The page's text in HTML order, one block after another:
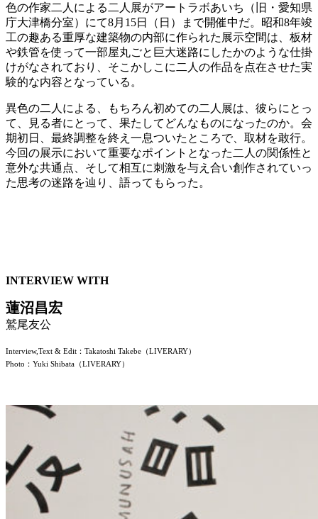
色の作家二人による二人展がアートラボあいち（旧・愛知県
庁大津橋分室）にて8月15日（日）まで開催中だ。昭和8年竣
工の趣ある重厚な建築物の内部に作られた展示空間は、板材
や鉄管を使って一部屋丸ごと巨大迷路にしたかのような仕掛
けがなされており、そこかしこに二人の作品を点在させた実
験的な内容となっている。
異色の二人による、もちろん初めての二人展は、彼らにとっ
て、見る者にとって、果たしてどんなものになったのか。会
期初日、最終調整を終え一息ついたところで、取材を敢行。
今回の展示において重要なポイントとなった二人の関係性と
意外な共通点、そして相互に刺激を与え合い創作されていっ
た思考の迷路を辿り、語ってもらった。
INTERVIEW WITH
蓮沼昌宏
鷲尾友公
Interview,Text & Edit：Takatoshi Takebe（LIVERARY）
Photo：Yuki Shibata（LIVERARY）